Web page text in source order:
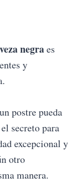
negraes
y
postre pueda
secreto para
excepcional y
otro
manera.